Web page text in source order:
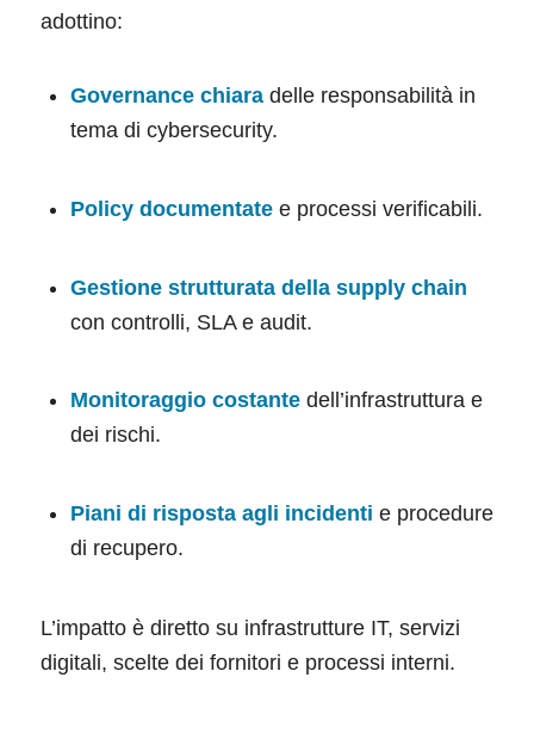
adottino:
Governance chiaradelle responsabilità in
tema di cybersecurity.
Policy documentatee processi verificabili.
Gestione strutturata della supply chain
con controlli, SLA e audit.
Monitoraggio costantedell’infrastruttura e
dei rischi.
Piani di risposta agli incidenti e procedure
di recupero.
L’impatto è diretto su infrastrutture IT, servizi
digitali, scelte dei fornitori e processi interni.